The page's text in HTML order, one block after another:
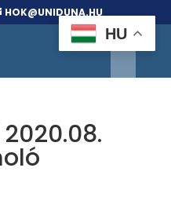
HOK@UNIDUNA.HU
HU